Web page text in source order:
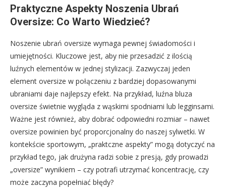
Praktyczne Aspekty Noszenia Ubrań
Oversize: Co Warto Wiedzieć?
Noszenie ubrań oversize wymaga pewnej świadomości i
umiejętności. Kluczowe jest, aby nie przesadzić z ilością
luźnych elementów w jednej stylizacji. Zazwyczaj jeden
element oversize w połączeniu z bardziej dopasowanymi
ubraniami daje najlepszy efekt. Na przykład, luźna bluza
oversize świetnie wygląda z wąskimi spodniami lub legginsami.
Ważne jest również, aby dobrać odpowiedni rozmiar – nawet
oversize powinien być proporcjonalny do naszej sylwetki. W
kontekście sportowym, „praktczne aspekty” mogą dotyczyć na
przykład tego, jak drużyna radzi sobie z presją, gdy prowadzi
„oversize” wynikiem – czy potrafi utrzymać koncentrację, czy
może zaczyna popełniać błędy?